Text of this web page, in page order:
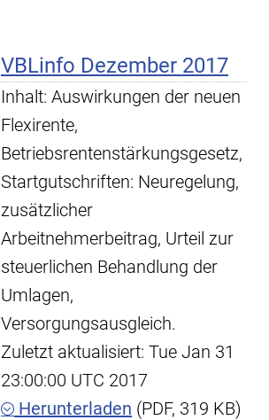
VBLinfo Dezember 2017
Inhalt: Auswirkungen der neuen
Flexirente,
Betriebsrentenstärkungsgesetz,
Startgutschriften: Neuregelung,
zusätzlicher
Arbeitnehmerbeitrag, Urteil zur
steuerlichen Behandlung der
Umlagen,
Versorgungsausgleich.
Zuletzt aktualisiert: Tue Jan 31
23:00:00 UTC 2017
Herunterladen (PDF, 319 KB)